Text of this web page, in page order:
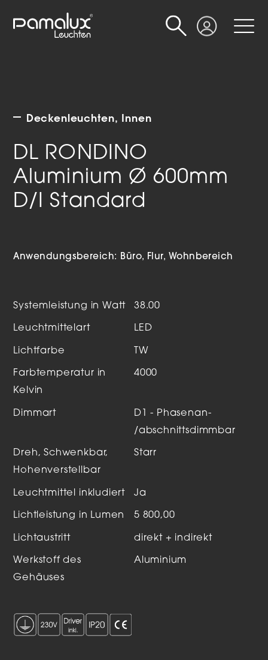
Login
Suche
Deckenleuchten Innen
DL RONDINO
Aluminium Ø 600mm
D/I Standard
Anwendungsbereich: Büro Flur Wohnbereich
Systemleistung in Watt 38.00
Leuchtmittelart LED
Lichtfarbe TW
Farbtemperatur in
Kelvin
4000
Dimmart
D1 - Phasenan-
/abschnittsdimmbar
Dreh, Schwenkbar,
Hohenverstellbar
Starr
Leuchtmittel inkludiert Ja
Lichtleistung in Lumen 5 800,00
Lichtaustritt direkt + indirekt
Werkstoff des
Gehäuses
Aluminium